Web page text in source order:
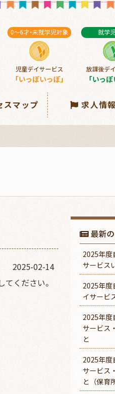
0～6才・未就学児対象
児童デイサービス
「いっぽいっぽ」
就学
放課後デ
「いっ
スマップ 求人情報
2025-02-14
ください。
最新
2025年
サービス
2025年
イサービ
2025年
サービス
と
2025年
サービス
と（保育